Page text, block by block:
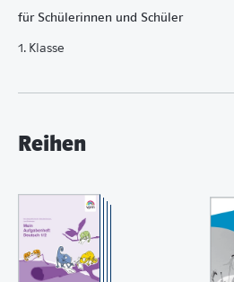
für Schülerinnen und Schüler
1. Klasse
Reihen